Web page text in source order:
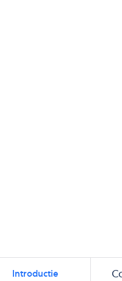
Introductie Merken